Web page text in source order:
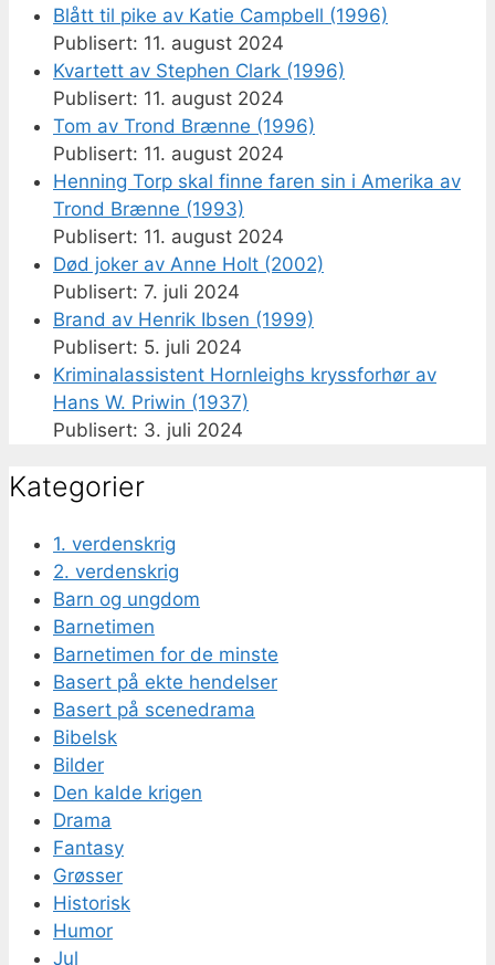
Blått til pike av Katie Campbell (1996)
11. august 2024
Kvartett av Stephen Clark (1996)
11. august 2024
Tom av Trond Brænne (1996)
11. august 2024
Henning Torp skal finne faren sin i Amerika av
Trond Brænne (1993)
11. august 2024
Død joker av Anne Holt (2002)
7. juli 2024
Brand av Henrik Ibsen (1999)
5. juli 2024
Kriminalassistent Hornleighs kryssforhør av
Hans W. Priwin (1937)
3. juli 2024
Kategorier
1. verdenskrig
2. verdenskrig
Barn og ungdom
Barnetimen
Barnetimen for de minste
Basert på ekte hendelser
Basert på scenedrama
Bibelsk
Bilder
Den kalde krigen
Drama
Fantasy
Grøsser
Historisk
Humor
Jul